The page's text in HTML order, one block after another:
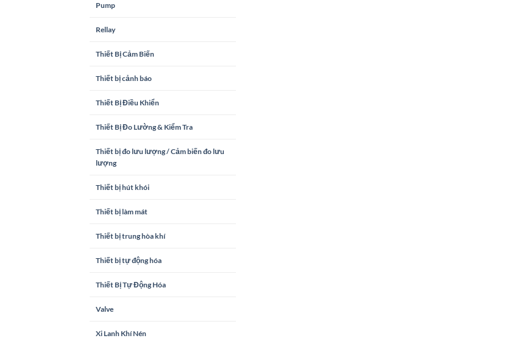
Pump
Rellay
Thiết Bị Cảm Biến
Thiết bị cảnh báo
Thiết Bị Điều Khiển
Thiết Bị Đo Lường & Kiểm Tra
Thiết bị đo lưu lượng / Cảm biến đo lưu
lượng
Thiết bị hút khói
Thiết bị làm mát
Thiết bị trung hòa khí
Thiết bị tự động hóa
Thiết Bị Tự Động Hóa
Valve
Xi Lanh Khí Nén